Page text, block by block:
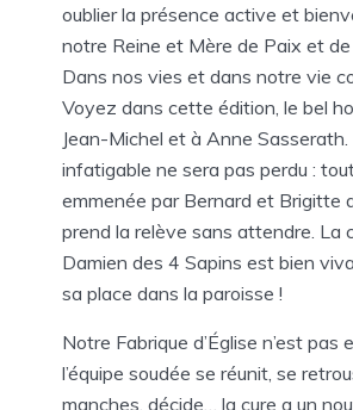
oublier la présence active et
notre Reine et Mère de Paix et
Dans nos vies et dans notre vie
Voyez dans cette édition, le bel
Jean-Michel et à Anne
infatigable ne sera pas perdu :
emmenée par Bernard et Brigitte
prend la relève sans attendre. La
Damien des 4 Sapins est bien
sa place dans la paroisse !
Notre Fabrique d’Église n’est pas
l’équipe soudée se réunit, se
manches, décide… la cure a un